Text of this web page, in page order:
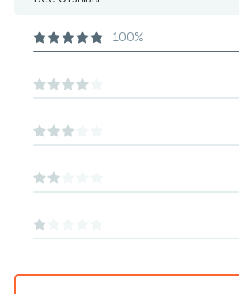
100%